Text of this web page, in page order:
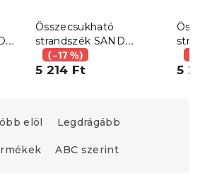
Összecsukható
strandszék SAND
STRIPES, zöld
(–17 %)
5 214 Ft 5
elöl Legdrágább
ABC szerint